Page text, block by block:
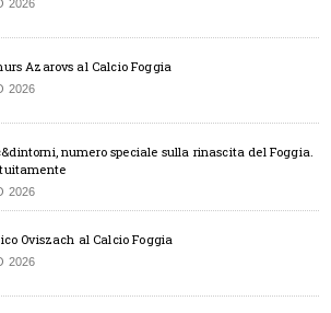
2026
Azarovs al Calcio Foggia
2026
numero speciale sulla rinascita del Foggia.
2026
Oviszach al Calcio Foggia
2026